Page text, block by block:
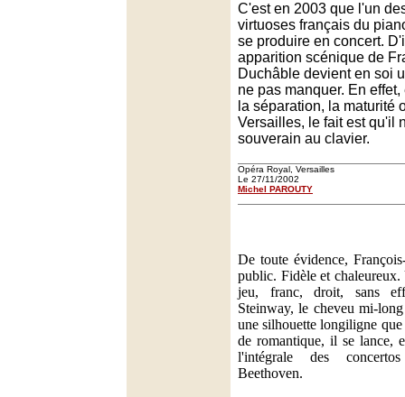
C'est en 2003 que l'un
virtuoses français du
se produire en concert.
apparition scénique de
Duchâble devient en soi
ne pas manquer. En
la séparation, la maturité
Versailles, le fait est qu'il
souverain au clavier.
Opéra Royal, Versailles
Le 27/11/2002
Michel PAROUTY
De toute évidence,
public. Fidèle et
jeu, franc, droit, sans
Steinway, le cheveu mi-
une silhouette longiligne
de romantique, il se lance,
l'intégrale des
Beethoven.